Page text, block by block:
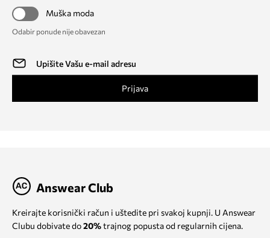
Muška moda
Odabir ponude nije obavezan
Prijava
Answear Club
Kreirajte korisnički račun i uštedite pri svakoj kupnji. U Answear
Clubu dobivate do20%trajnog popusta od regularnih cijena.